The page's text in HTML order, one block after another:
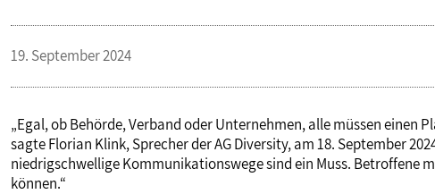
19. September 2024
„Egal, ob Behörde, Verband oder Unternehmen, alle müssen einen
sagte Florian Klink, Sprecher der AG Diversity, am 18. September
niedrigschwellige Kommunikationswege sind ein Muss. Betroffene
können.“